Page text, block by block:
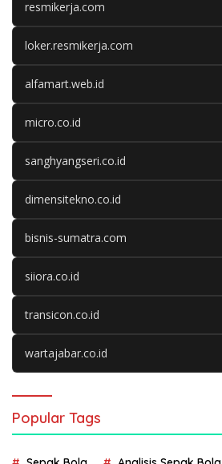
resmikerja.com
loker.resmikerja.com
alfamart.web.id
micro.co.id
sanghyangseri.co.id
dimensitekno.co.id
bisnis-sumatra.com
siiora.co.id
transicon.co.id
wartajabar.co.id
Popular Tags